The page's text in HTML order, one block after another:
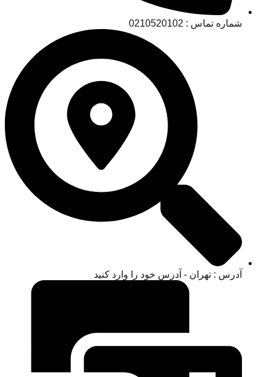
شماره تماس : 0210520102
آدرس : تهران - آدرس خود را وارد کنید